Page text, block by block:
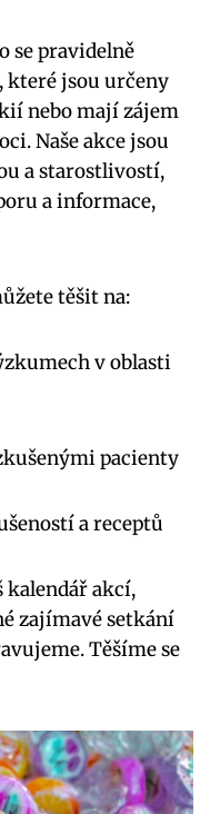
se pravidelně
které jsou určeny
nebo mají zájem
Naše akce jsou
a starostlivostí,
a informace,
těšit na:
v oblasti
pacienty
a receptů
kalendář akcí,
zajímavé setkání
Těšíme se